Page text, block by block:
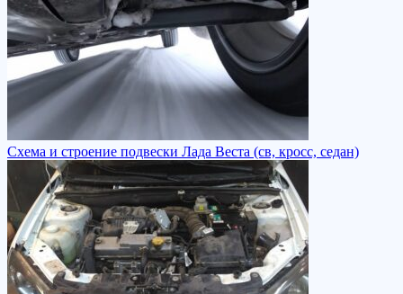
Схема и строение подвески Лада Веста (св, кросс, седан)